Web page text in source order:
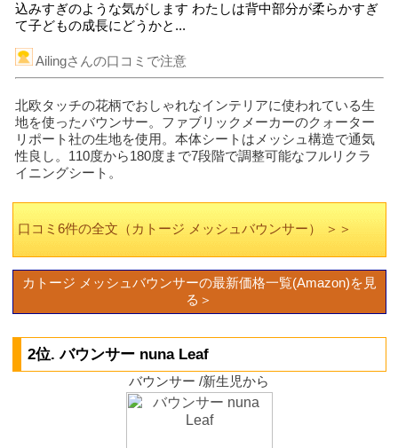
込みすぎのような気がします わたしは背中部分が柔らかすぎ
て子どもの成長にどうかと...
Ailingさんの口コミで注意
北欧タッチの花柄でおしゃれなインテリアに使われている生
地を使ったバウンサー。ファブリックメーカーのクォーター
リポート社の生地を使用。本体シートはメッシュ構造で通気
性良し。110度から180度まで7段階で調整可能なフルリクラ
イニングシート。
口コミ6件の全文（カトージ メッシュバウンサー） ＞＞
カトージ メッシュバウンサーの最新価格一覧(Amazon)を見
る＞
2位. バウンサー nuna Leaf
バウンサー /新生児から